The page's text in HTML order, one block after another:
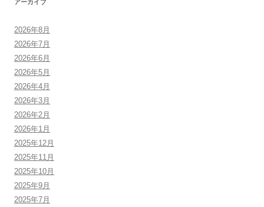
アーカイブ
2026年8月
2026年7月
2026年6月
2026年5月
2026年4月
2026年3月
2026年2月
2026年1月
2025年12月
2025年11月
2025年10月
2025年9月
2025年7月